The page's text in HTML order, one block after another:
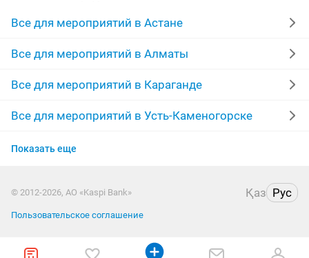
кастюм пылесос строительный
шатер вывески звуковая карта
торговое оборудование банкетный зал
ямаха
Все для мероприятий в Астане
Все для мероприятий в Алматы
Все для мероприятий в Караганде
Все для мероприятий в Усть-Каменогорске
Все для мероприятий в Актобе
Все для мероприятий в Костанае
Все для мероприятий в Уральске
Показать еще
© 2012-2026, АО «Kaspi Bank» Қаз Рус
Пользовательское соглашение